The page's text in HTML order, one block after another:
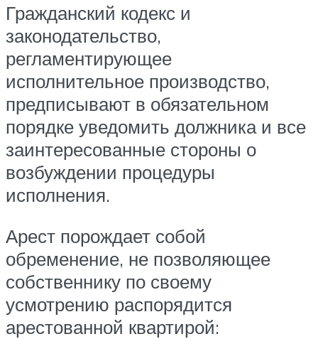
Гражданский кодекс и
законодательство,
регламентирующее
исполнительное производство,
предписывают в обязательном
порядке уведомить должника и все
заинтересованные стороны о
возбуждении процедуры
исполнения.
Арест порождает собой
обременение, не позволяющее
собственнику по своему
усмотрению распорядится
арестованной квартирой: